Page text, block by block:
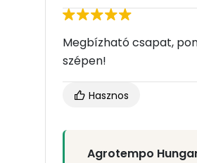
Megbízható csapat,
szépen!
Hasznos
Agrotempo